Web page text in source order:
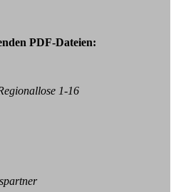
PDF-Dateien:
1-16